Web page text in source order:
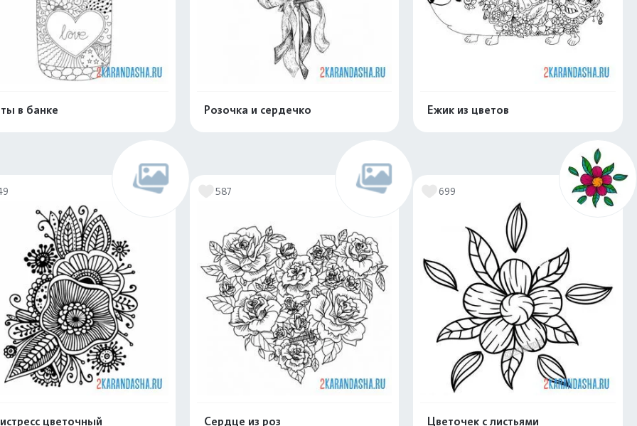
в банке Розочка и сердечко Ежик из цветов
цветочный
587
Сердце из роз
699
Цветочек с листьями